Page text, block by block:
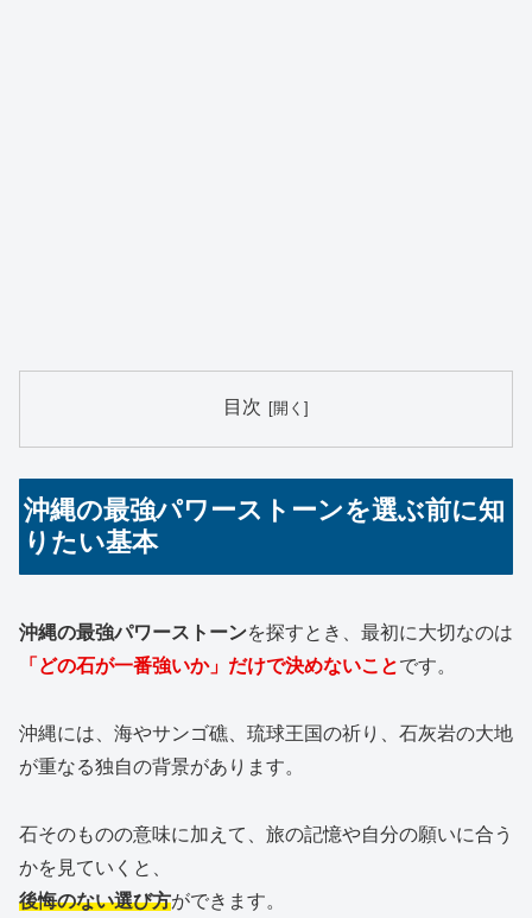
目次
沖縄の最強パワーストーンを選ぶ前に知
りたい基本
沖縄の最強パワーストーンを探すとき、最初に大切なのは
「どの石が一番強いか」だけで決めないことです。
沖縄には、海やサンゴ礁、琉球王国の祈り、石灰岩の大地
が重なる独自の背景があります。
石そのものの意味に加えて、旅の記憶や自分の願いに合う
かを見ていくと、
後悔のない選び方ができます。